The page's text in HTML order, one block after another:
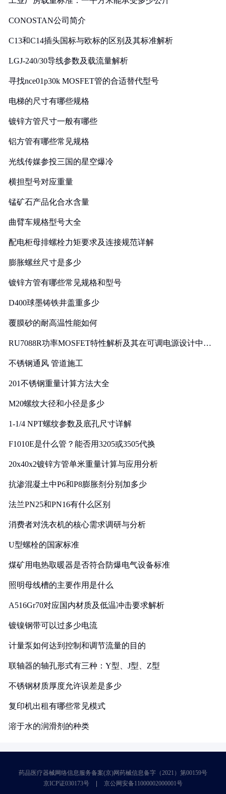
CONOSTAN公司简介
C13和C14插头国标与欧标的区别及其标准解析
LGJ-240/30导线参数及载流量解析
寻找nce01p30k MOSFET管的合适替代型号
电梯的尺寸有哪些规格
镀锌方管尺寸一般有哪些
铝方管有哪些常见规格
光线传媒参投三国的星空爆冷
横担型号对应重量
锰矿石产品化合水含量
曲臂车规格型号大全
配电柜母排螺栓力矩要求及连接规范详解
膨胀螺丝尺寸是多少
镀锌方管有哪些常见规格和型号
D400球墨铸铁井盖重多少
覆膜砂的耐高温性能如何
RU7088R功率MOSFET特性解析及其在可调电源设计中的
不锈钢通风 管道施工
201不锈钢重量计算方法大全
M20螺纹大径和小径是多少
1-1/4 NPT螺纹参数及底孔尺寸详解
F1010E是什么管？能否用3205或3505代换
20x40x2镀锌方管单米重量计算与应用分析
抗渗混凝土中P6和P8膨胀剂分别加多少
法兰PN25和PN16有什么区别
消费者对洗衣机的核心需求调研与分析
U型螺栓的国家标准
煤矿用电热取暖器是否符合防爆电气设备标准
照明母线槽的主要作用是什么
A516Gr70对应国内材质及低温冲击要求解析
镀镍钢带可以过多少电流
计量泵如何达到控制和调节流量的目的
联轴器的轴孔形式有三种：Y型、J型、Z型
不锈钢材质厚度允许误差是多少
复印机出租有哪些常见模式
溶于水的润滑剂的种类
药品医疗器械网络信息服务备案(京)网药械信息备字（2021）第00159号
京ICP证030173号
京公网安备11000002000001号